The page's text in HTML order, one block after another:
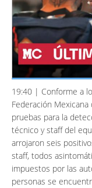
19:40 | Conforme a
Federación Mexicana
pruebas para la
técnico y staff del
arrojaron seis
staff, todos
impuestos por las
personas se